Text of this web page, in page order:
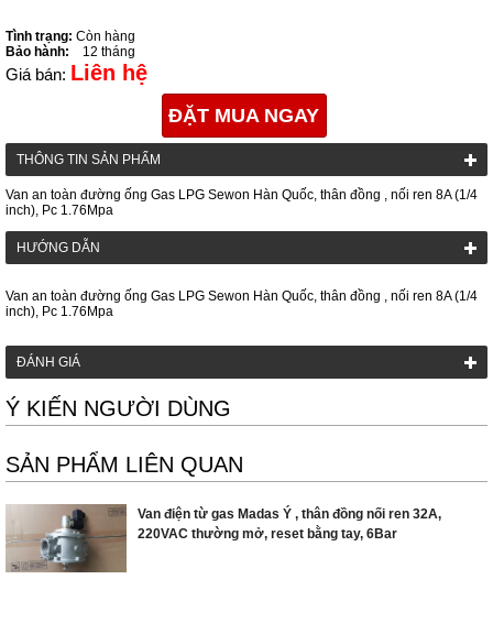
Tình trạng: Còn hàng
Bảo hành:
12 tháng
Giá bán: Liên hệ
ĐẶT MUA NGAY
THÔNG TIN SẢN PHẨM
Van an toàn đường ống Gas LPG Sewon Hàn Quốc, thân đồng , nối ren 8A (1/4
inch), Pc 1.76Mpa
HƯỚNG DẪN
Van an toàn đường ống Gas LPG Sewon Hàn Quốc, thân đồng , nối ren 8A (1/4
inch), Pc 1.76Mpa
ĐÁNH GIÁ
Ý KIẾN NGƯỜI DÙNG
SẢN PHẨM LIÊN QUAN
Van điện từ gas Madas Ý , thân đồng nối ren 32A,
220VAC thường mở, reset bằng tay, 6Bar